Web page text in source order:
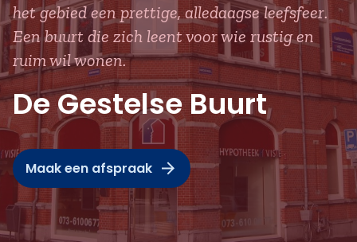
het gebied een prettige, alledaagse leefsfeer.
Een buurt die zich leent voor wie rustig en
ruim wil wonen.
De Gestelse Buurt
Maak een afspraak